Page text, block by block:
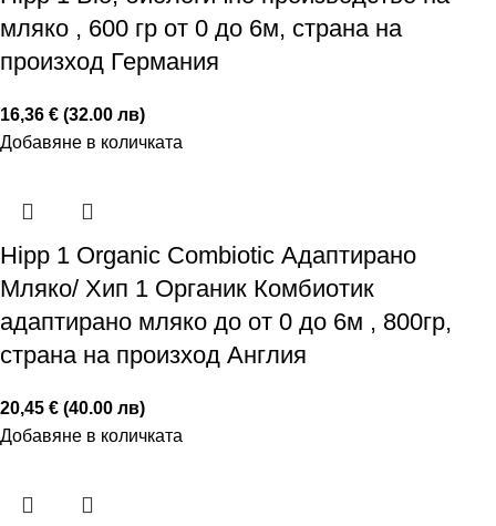
мляко , 600 гр от 0 до 6м, страна на
произход Германия
16,36 € (32.00 лв)
Добавяне в количката
Hipp 1 Organic Combiotic Адаптирано
Мляко/ Хип 1 Органик Комбиотик
адаптирано мляко до от 0 до 6м , 800гр,
страна на произход Англия
20,45 € (40.00 лв)
Добавяне в количката